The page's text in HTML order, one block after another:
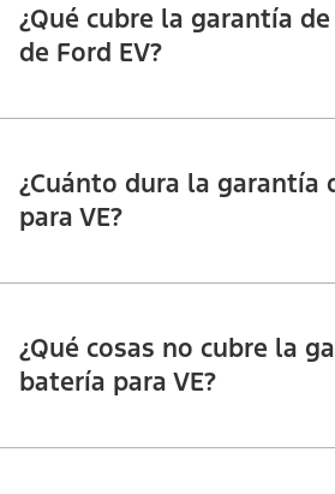
¿Qué cubre la garantía
de Ford EV?
¿Cuánto dura la garantía
para VE?
¿Qué cosas no cubre la
batería para VE?